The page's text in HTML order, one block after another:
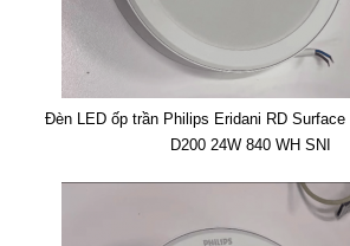
Đèn LED ốp trần Philips Eridani RD Surface
D200 24W 840 WH SNI